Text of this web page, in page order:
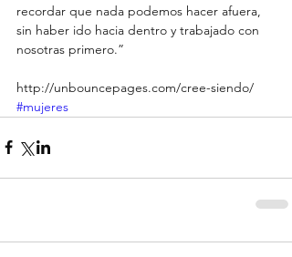
recordar que nada podemos hacer afuera,
sin haber ido hacia dentro y trabajado con
nosotras primero.”
http://unbouncepages.com/cree-siendo/
#mujeres